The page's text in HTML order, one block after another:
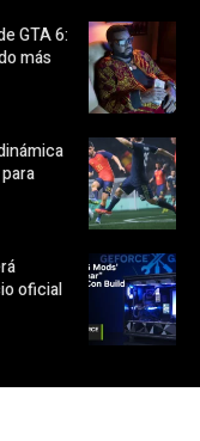
GTA 6:
más
oficial